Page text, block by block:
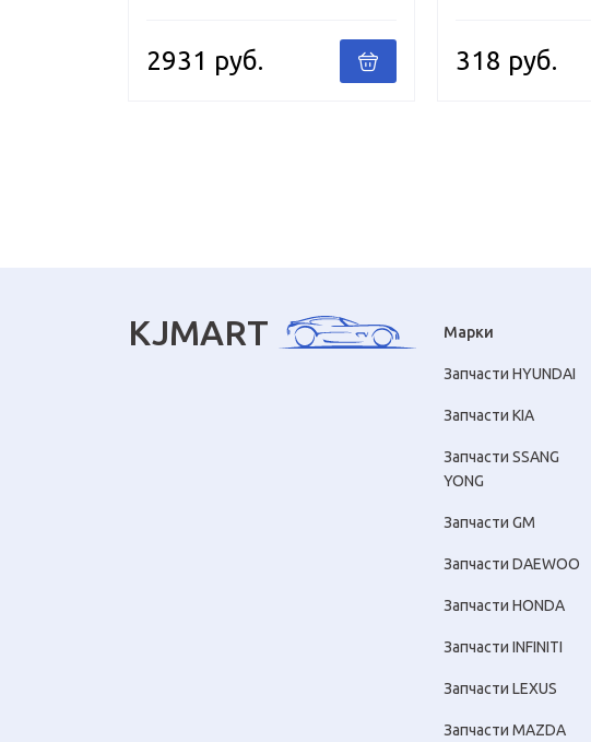
2931 руб. 318 руб.
KJMART Марки
Запчасти HYUNDAI
Запчасти KIA
Запчасти SSANG
YONG
Запчасти GM
Запчасти DAEWOO
Запчасти HONDA
Запчасти INFINITI
Запчасти LEXUS
Запчасти MAZDA